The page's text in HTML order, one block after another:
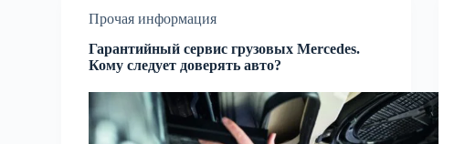
Прочая информация
Гарантийный сервис грузовых Mercedes.
Кому следует доверять авто?